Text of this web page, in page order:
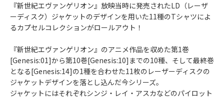
『新世紀エヴァンゲリオン』放映当時に発売されたLD（レーザ
ーディスク）ジャケットのデザインを用いた11種のTシャツによ
るカプセルコレクションがロールアウト！
『新世紀エヴァンゲリオン』のアニメ作品を収めた第1巻
[Genesis:01]から第10巻[Genesis:10]までの10種、そして最終巻
となる[Genesis:14]の1種を合わせた11枚のレーザーディスクの
ジャケットデザインを落とし込んだ今シリーズ。
ジャケットにはそれぞれシンジ・レイ・アスカなどのパイロット